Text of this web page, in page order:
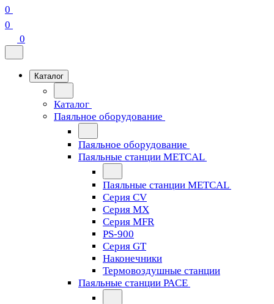
0
0
0
Каталог
Каталог
Паяльное оборудование
Паяльное оборудование
Паяльные станции METCAL
Паяльные станции METCAL
Серия CV
Серия MX
Серия MFR
PS-900
Серия GT
Наконечники
Термовоздушные станции
Паяльные станции PACE